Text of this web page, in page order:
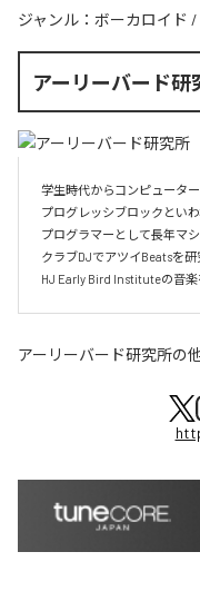
ジャンル： ボーカロイド /
アーリーバード研
学生時代からコンピュータ
プログレッシブロックとい
プログラマーとして長年マ
クラブDJでアツイBeatsを研
HJ Early Bird Instituteの音楽
アーリーバード研究所の